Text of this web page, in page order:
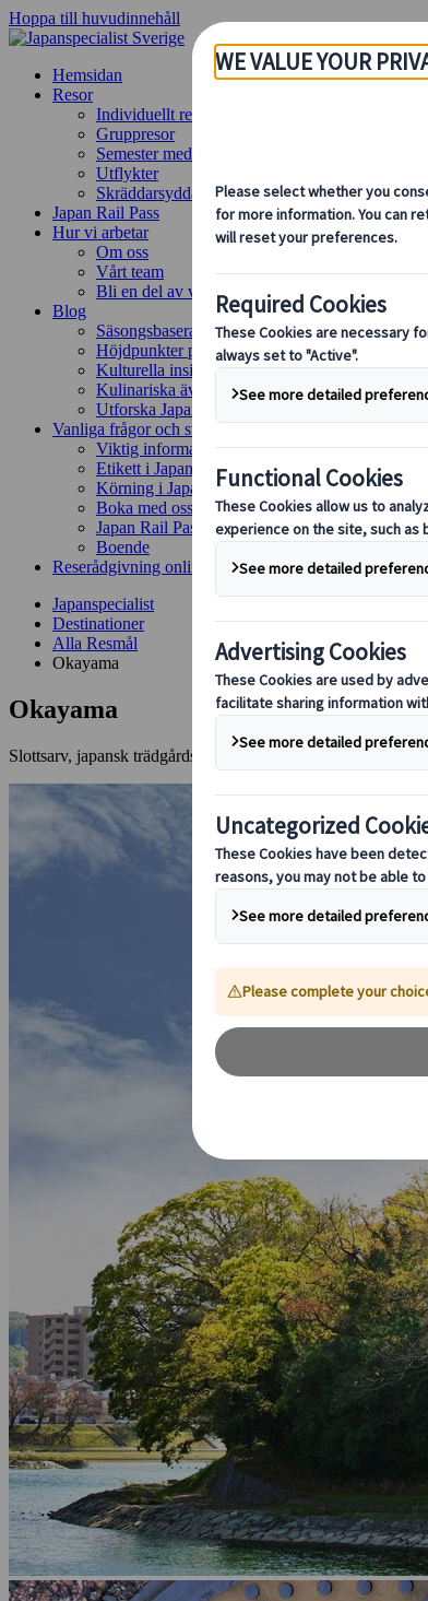
Hoppa till huvudinnehåll
Hemsidan
Resor
Individuellt resande
Gruppresor
Semester med självkörning
Utflykter
Skräddarsydda gruppresor
Japan Rail Pass
Hur vi arbetar
Om oss
Vårt team
Bli en del av vårt team
Blog
Säsongsbaserade resetips
Höjdpunkter på resmålet
Kulturella insikter
Kulinariska äventyr
Utforska Japan med tåg
Vanliga frågor och svar
Viktig information
Etikett i Japan
Körning i Japan
Boka med oss
Japan Rail Pass
Boende
Reserådgivning online
Japanspecialist
Destinationer
Alla Resmål
Okayama
Okayama
Slottsarv, japansk trädgårdskonst och legenden om Peach Boy